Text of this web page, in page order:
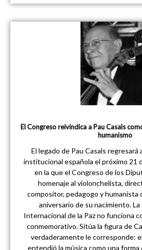
El Congreso reivindica a Pau Casals
humanismo
El legado de Pau Casals regresará
institucional española el próximo 21
en la que el Congreso de los
homenaje al violonchelista,
compositor, pedagogo y humanista
aniversario de su nacimiento. La
Internacional de la Paz no funciona
conmemorativo. Sitúa la figura de
verdaderamente le corresponde:
entendió la música como una forma